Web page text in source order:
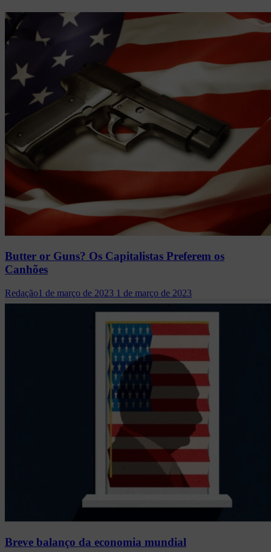
Butter or Guns? Os Capitalistas Preferem os
Canhões
Redação1 de março de 2023 1 de março de 2023
Breve balanço da economia mundial